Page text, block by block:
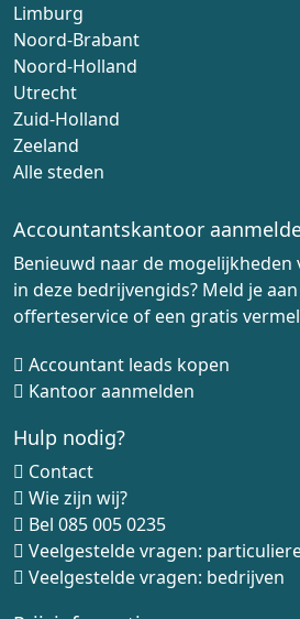
Limburg
Noord-Brabant
Noord-Holland
Utrecht
Zuid-Holland
Zeeland
Alle steden
Accountantskantoor
Benieuwd naar de
in deze bedrijvengids? Meld je
offerteservice of een gratis
Accountant leads kopen
Kantoor aanmelden
Hulp nodig?
Contact
Wie zijn wij?
Bel 085 005 0235
Veelgestelde vragen:
Veelgestelde vragen: bedrijven